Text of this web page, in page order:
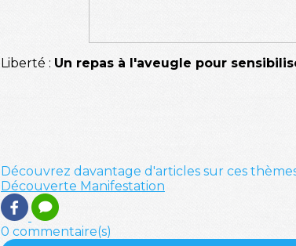
Liberté : Un repas à l'aveugle pour
Découvrez davantage d'articles sur ces
Découverte Manifestation
0 commentaire(s)